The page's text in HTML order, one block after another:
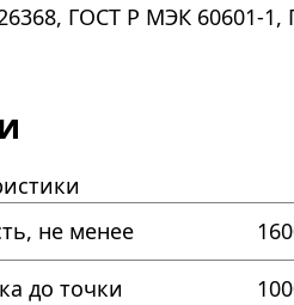
ГОСТ Р МЭК 60601-
не менее
до точки